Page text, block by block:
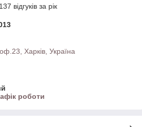
відгуків за рік
Харків, Україна
роботи